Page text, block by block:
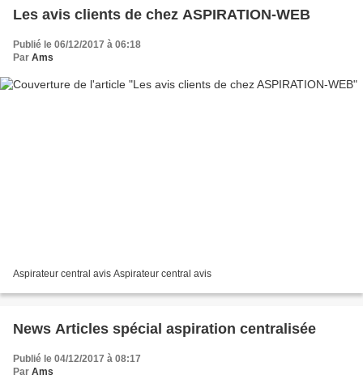
Les avis clients de chez ASPIRATION-WEB
Publié le 06/12/2017 à 06:18
Par Ams
Aspirateur central avis Aspirateur central avis
News Articles spécial aspiration centralisée
Publié le 04/12/2017 à 08:17
Par Ams